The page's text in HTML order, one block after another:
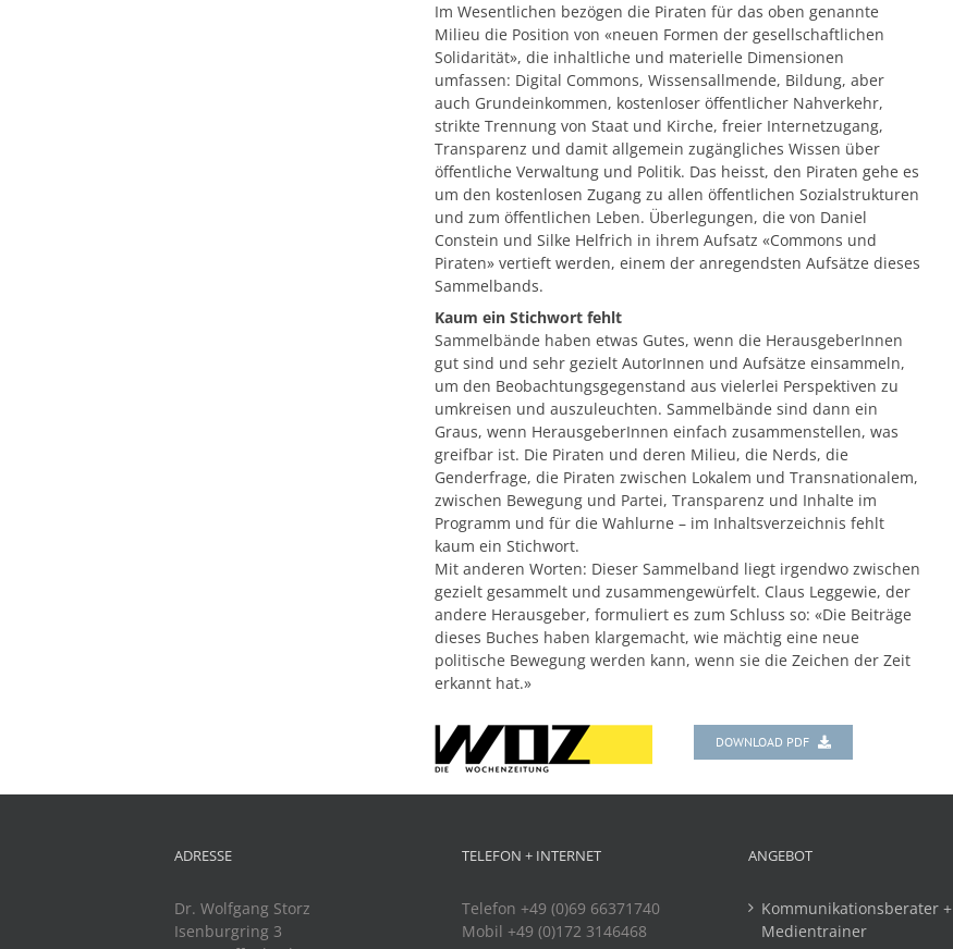
Im Wesentlichen bezögen die Piraten für das oben genannte
Milieu die Position von «neuen Formen der gesellschaftlichen
Solidarität», die inhaltliche und materielle Dimensionen
umfassen: Digital Commons, Wissensallmende, Bildung, aber
auch Grundeinkommen, kostenloser öffentlicher Nahverkehr,
strikte Trennung von Staat und Kirche, freier Internetzugang,
Transparenz und damit allgemein zugängliches Wissen über
öffentliche Verwaltung und Politik. Das heisst, den Piraten gehe es
um den kostenlosen Zugang zu allen öffentlichen Sozialstrukturen
und zum öffentlichen Leben. Überlegungen, die von Daniel
Constein und Silke Helfrich in ihrem Aufsatz «Commons und
Piraten» vertieft werden, einem der anregendsten Aufsätze dieses
Sammelbands.
Kaum ein Stichwort fehlt
Sammelbände haben etwas Gutes, wenn die HerausgeberInnen
gut sind und sehr gezielt AutorInnen und Aufsätze einsammeln,
um den Beobachtungsgegenstand aus vielerlei Perspektiven zu
umkreisen und auszuleuchten. Sammelbände sind dann ein
Graus, wenn HerausgeberInnen einfach zusammenstellen, was
greifbar ist. Die Piraten und deren Milieu, die Nerds, die
Genderfrage, die Piraten zwischen Lokalem und Transnationalem,
zwischen Bewegung und Partei, Transparenz und Inhalte im
Programm und für die Wahlurne – im Inhaltsverzeichnis fehlt
kaum ein Stichwort.
Mit anderen Worten: Dieser Sammelband liegt irgendwo zwischen
gezielt gesammelt und zusammengewürfelt. Claus Leggewie, der
andere Herausgeber, formuliert es zum Schluss so: «Die Beiträge
dieses Buches haben klargemacht, wie mächtig eine neue
politische Bewegung werden kann, wenn sie die Zeichen der Zeit
erkannt hat.»
DOWNLOAD PDF
ADRESSE
Dr. Wolfgang Storz
Isenburgring 3
TELEFON + INTERNET
Telefon +49 (0)69 66371740
Mobil +49 (0)172 3146468
ANGEBOT
Kommunikationsberater +
Medientrainer